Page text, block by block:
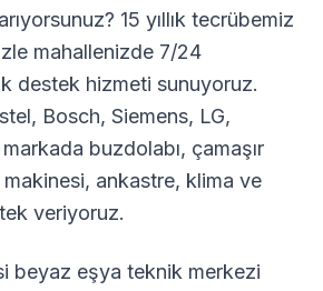
15 yıllık tecrübemiz
mahallenizde 7/24
destek hizmeti sunuyoruz.
Bosch, Siemens, LG,
buzdolabı, çamaşır
makinesi, ankastre, klima ve
veriyoruz.
beyaz eşya teknik merkezi